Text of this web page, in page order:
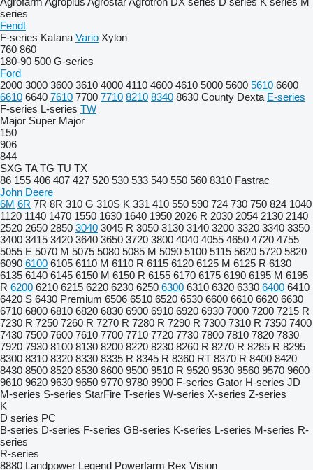
series
Fendt
F-series Katana Vario Xylon
760 860
180-90 500 G-series
Ford
2000 3000 3600 3610 4000 4110 4600 4610 5000 5600 5610 6600
6610 6640 7610 7700 7710 8210 8340 8630 County Dexta E-series
F-series L-series TW
Major Super Major
150
906
844
SXG TA TG TU TX
86 155 406 407 427 520 530 533 540 550 560 8310 Fastrac
John Deere
6M 6R 7R 8R 310 G 310S K 331 410 550 590 724 730 750 824 1040
1120 1140 1470 1550 1630 1640 1950 2026 R 2030 2054 2130 2140
2520 2650 2850 3040 3045 R 3050 3130 3140 3200 3320 3340 3350
3400 3415 3420 3640 3650 3720 3800 4040 4055 4650 4720 4755
5055 E 5070 M 5075 5080 5085 M 5090 5100 5115 5620 5720 5820
6090 6100 6105 6110 M 6110 R 6115 6120 6125 M 6125 R 6130
6135 6140 6145 6150 M 6150 R 6155 6170 6175 6190 6195 M 6195
R 6200 6210 6215 6220 6230 6250 6300 6310 6320 6330 6400 6410
6420 S 6430 Premium 6506 6510 6520 6530 6600 6610 6620 6630
6710 6800 6810 6820 6830 6900 6910 6920 6930 7000 7200 7215 R
7230 R 7250 7260 R 7270 R 7280 R 7290 R 7300 7310 R 7350 7400
7430 7500 7600 7610 7700 7710 7720 7730 7800 7810 7820 7830
7920 7930 8100 8130 8200 8220 8230 8260 R 8270 R 8285 R 8295
8300 8310 8320 8330 8335 R 8345 R 8360 RT 8370 R 8400 8420
8430 8500 8520 8530 8600 9500 9510 R 9520 9530 9560 9570 9600
9610 9620 9630 9650 9770 9780 9900 F-series Gator H-series JD
M-series S-series StarFire T-series W-series X-series Z-series
K
D series PC
B-series D-series F-series GB-series K-series L-series M-series R-
series
R-series
8880 Landpower Legend Powerfarm Rex Vision